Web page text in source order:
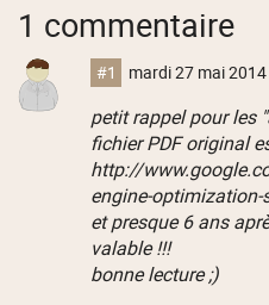
1 commentaire
#1 mardi 27 mai
petit rappel pour les
fichier PDF original
http://
engine-
et presque 6 ans
valable !!!
bonne lecture ;)